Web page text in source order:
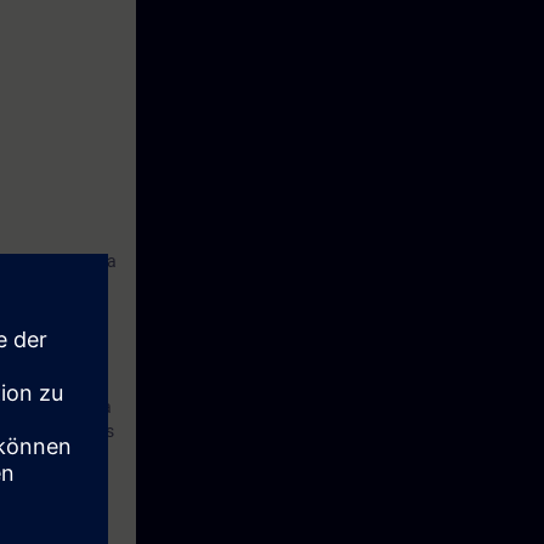
compacte à la
et de
fin de la
grâce à
impulsions